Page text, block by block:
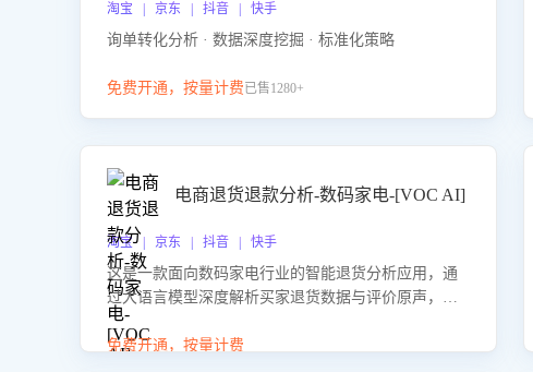
淘宝 | 京东 | 抖音 | 快手
询单转化分析 · 数据深度挖掘 · 标准化策略
免费开通，按量计费已售1280+
电商退货退款分析-数码家电-[VOC AI]
淘宝 | 京东 | 抖音 | 快手
这是一款面向数码家电行业的智能退货分析应用，通
过大语言模型深度解析买家退货数据与评价原声，精
准识别产品质量、描述不符、物流破损等核心退货原
因，并输出可落地的改进建议，通过挖掘用户痛点驱
免费开通，按量计费